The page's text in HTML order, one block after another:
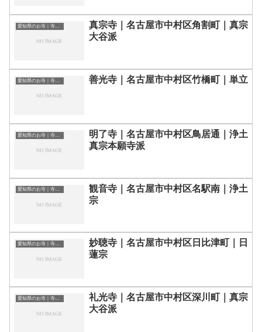
愛知県のお寺｜寺院一覧
真宗寺｜名古屋市中村区角割町｜真宗
大谷派
愛知県のお寺｜寺院一覧 善光寺｜名古屋市中村区竹橋町｜単立
愛知県のお寺｜寺院一覧
明了寺｜名古屋市中村区鳥居通｜浄土
真宗本願寺派
愛知県のお寺｜寺院一覧
観音寺｜名古屋市中村区名駅南｜浄土
宗
愛知県のお寺｜寺院一覧
妙聴寺｜名古屋市中村区日比津町｜日
蓮宗
愛知県のお寺｜寺院一覧
礼光寺｜名古屋市中村区深川町｜真宗
大谷派